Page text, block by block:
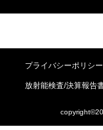
プライバシーポリシー
放射能検査/決算報告